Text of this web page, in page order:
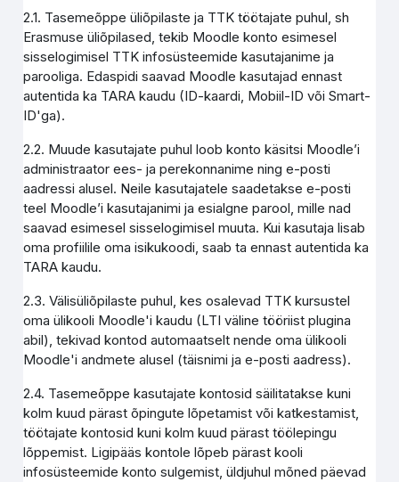
2.1. Tasemeõppe üliõpilaste ja TTK töötajate puhul, sh
Erasmuse üliõpilased, tekib Moodle konto esimesel
sisselogimisel TTK infosüsteemide kasutajanime ja
parooliga. Edaspidi saavad Moodle kasutajad ennast
autentida ka TARA kaudu (ID-kaardi, Mobiil-ID või Smart-
ID'ga).
2.2. Muude kasutajate puhul loob konto käsitsi Moodle’i
administraator ees- ja perekonnanime ning e-posti
aadressi alusel. Neile kasutajatele saadetakse e-posti
teel Moodle’i kasutajanimi ja esialgne parool, mille nad
saavad esimesel sisselogimisel muuta. Kui kasutaja lisab
oma profiilile oma isikukoodi, saab ta ennast autentida ka
TARA kaudu.
2.3. Välisüliõpilaste puhul, kes osalevad TTK kursustel
oma ülikooli Moodle'i kaudu (LTI väline tööriist plugina
abil), tekivad kontod automaatselt nende oma ülikooli
Moodle'i andmete alusel (täisnimi ja e-posti aadress).
2.4. Tasemeõppe kasutajate kontosid säilitatakse kuni
kolm kuud pärast õpingute lõpetamist või katkestamist,
töötajate kontosid kuni kolm kuud pärast töölepingu
lõppemist. Ligipääs kontole lõpeb pärast kooli
infosüsteemide konto sulgemist, üldjuhul mõned päevad